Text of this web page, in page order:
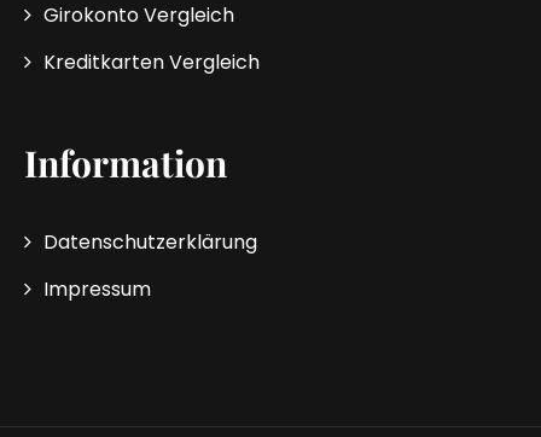
Girokonto Vergleich
Kreditkarten Vergleich
Information
Datenschutzerklärung
Impressum